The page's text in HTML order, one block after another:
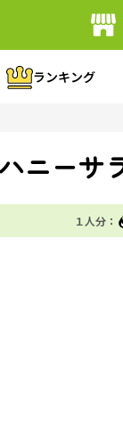
ランキング
ニーサ
１人分：